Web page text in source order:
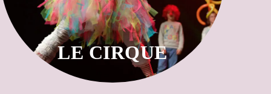
LE CIRQUE
Le Cirque